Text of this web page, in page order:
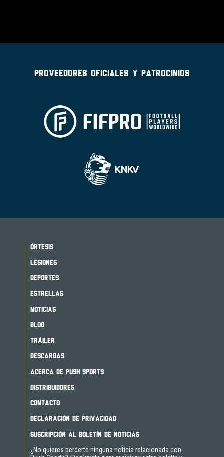
PROVEEDORES OFICIALES Y PATROCINIOS
ÓRTESIS
LESIONES
DEPORTES
ESTRELLAS
NOTICIAS
BLOG
TRÁILER
DESCARGAS
ACERCA DE PUSH SPORTS
DISTRIBUIDORES
CONTACTO
DECLARACIÓN DE PRIVACIDAD
SUSCRIPCIÓN AL BOLETÍN DE NOTICIAS
¿No quieres perderte ninguna noticia relacionada con